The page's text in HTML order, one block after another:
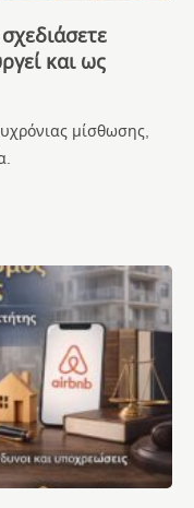
και ως
μίσθωσης,